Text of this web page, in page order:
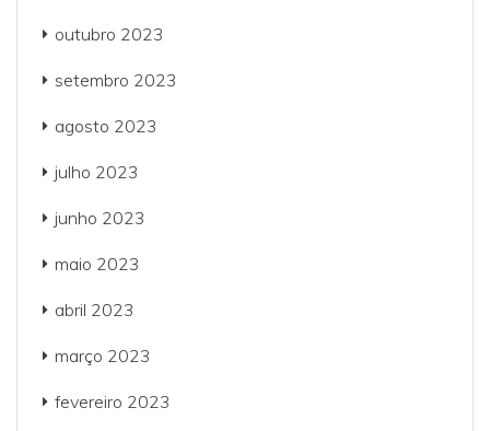
outubro 2023
setembro 2023
agosto 2023
julho 2023
junho 2023
maio 2023
abril 2023
março 2023
fevereiro 2023